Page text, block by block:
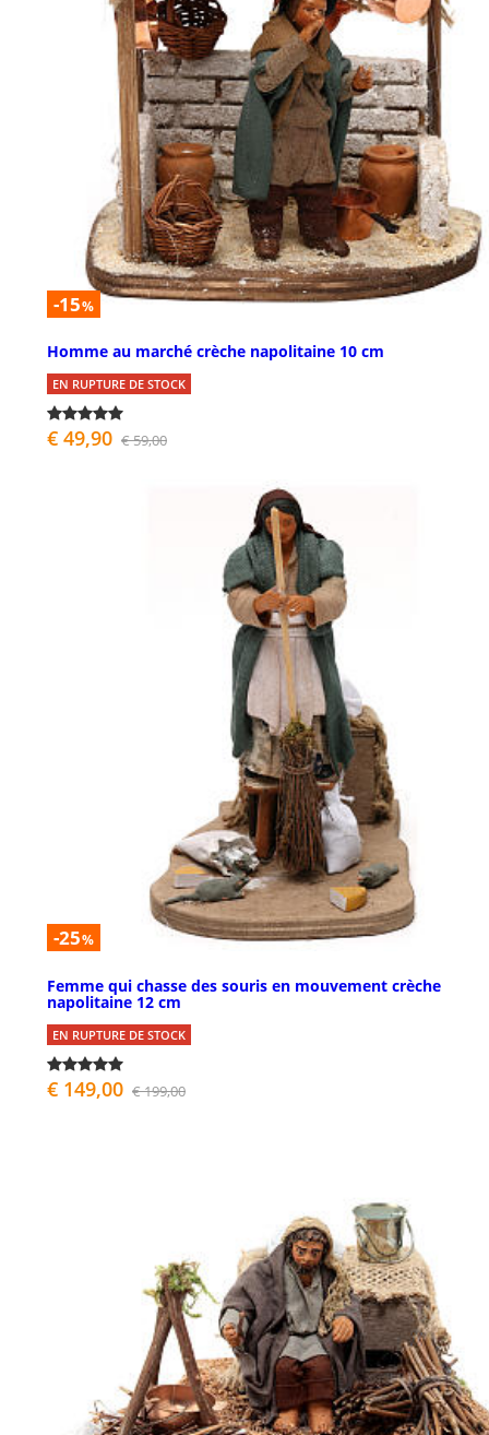
-15%
Homme au marché crèche napolitaine 10 cm
EN RUPTURE DE STOCK
€ 49,90 € 59,00
-25%
Femme qui chasse des souris en mouvement crèche
napolitaine 12 cm
EN RUPTURE DE STOCK
€ 149,00 € 199,00